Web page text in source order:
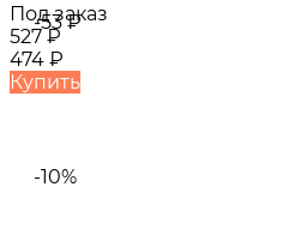
-53₽
Под заказ
527₽
474 ₽
Купить
-10%